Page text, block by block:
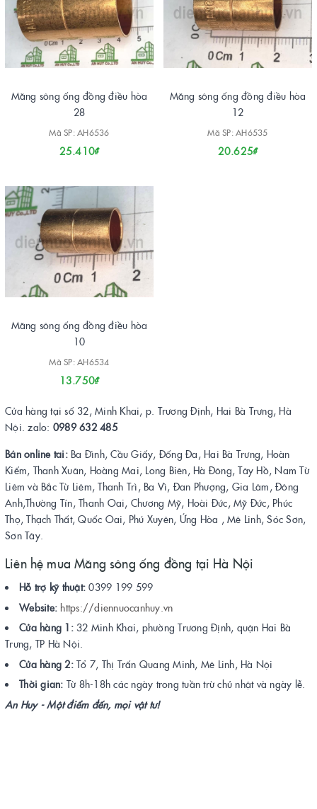
Măng sông ống đồng điều hòa
28
Mã SP: AH6536
25.410₫
Măng sông ống đồng điều hòa
12
Mã SP: AH6535
20.625₫
Măng sông ống đồng điều hòa
10
Mã SP: AH6534
13.750₫
Cửa hàng tại số 32, Minh Khai, p. Trương Định, Hai Bà Trưng, Hà
Nội. zalo: 0989 632 485
Bán online tai: Ba Đình, Cầu Giấy, Đống Đa, Hai Bà Trưng, Hoàn
Kiếm, Thanh Xuân, Hoàng Mai, Long Biên, Hà Đông, Tây Hồ, Nam Từ
Liêm và Bắc Từ Liêm, Thanh Trì, Ba Vì, Đan Phượng, Gia Lâm, Đông
Anh,Thường Tín, Thanh Oai, Chương Mỹ, Hoài Đức, Mỹ Đức, Phúc
Thọ, Thạch Thất, Quốc Oai, Phú Xuyên, Ứng Hòa , Mê Linh, Sóc Sơn,
Sơn Tây.
Liên hệ mua Măng sông ống đồng tại Hà Nội
Hỗ trợ kỹ thuật: 0399 199 599
Website: https://diennuocanhuy.vn
Cửa hàng 1: 32 Minh Khai, phường Trương Định, quận Hai Bà
Trưng, TP Hà Nội.
Cửa hàng 2: Tổ 7, Thị Trấn Quang Minh, Mê Linh, Hà Nội
Thời gian: Từ 8h-18h các ngày trong tuần trừ chủ nhật và ngày lễ.
An Huy - Một điểm đến, mọi vật tư!